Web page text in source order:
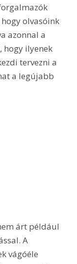
olvasóink
azonnal a
hogy ilyenek
tervezni a
a legújabb
árt például
A
vágóéle